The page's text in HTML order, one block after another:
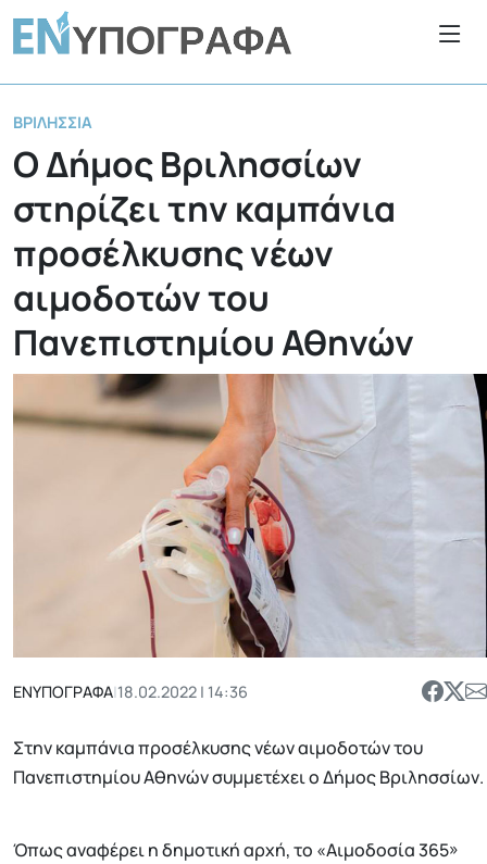
ΒΡΙΛΉΣΣΙΑ
Ο Δήμος Βριλησσίων
στηρίζει την καμπάνια
προσέλκυσης νέων
αιμοδοτών του
Πανεπιστημίου Αθηνών
ΕΝΥΠΟΓΡΑΦΑ|18.02.2022 | 14:36
Στην καμπάνια προσέλκυσης νέων αιμοδοτών του
Πανεπιστημίου Αθηνών συμμετέχει ο Δήμος Βριλησσίων.
Όπως αναφέρει η δημοτική αρχή, το «Αιμοδοσία 365»